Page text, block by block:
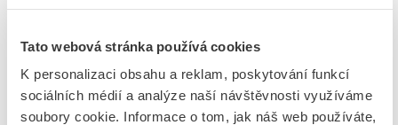
Tato webová stránka používá cookies
K personalizaci obsahu a reklam, poskytování funkcí
sociálních médií a analýze naší návštěvnosti využíváme
soubory cookie. Informace o tom, jak náš web používáte,
Druh ochrany ( NEMA) 4X